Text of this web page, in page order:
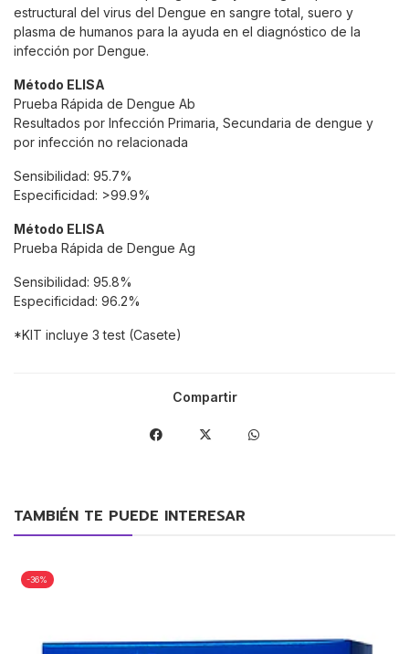
estructural del virus del Dengue en sangre total, suero y
plasma de humanos para la ayuda en el diagnóstico de la
infección por Dengue.
Método ELISA
Prueba Rápida de Dengue Ab
Resultados por Infección Primaria, Secundaria de dengue y
por infección no relacionada
Sensibilidad: 95.7%
Especificidad: >99.9%
Método ELISA
Prueba Rápida de Dengue Ag
Sensibilidad: 95.8%
Especificidad: 96.2%
*KIT incluye 3 test (Casete)
Compartir
TAMBIÉN TE PUEDE INTERESAR
-36%